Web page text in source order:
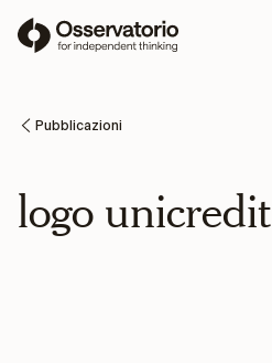
Pubblicazioni
logo unicredit